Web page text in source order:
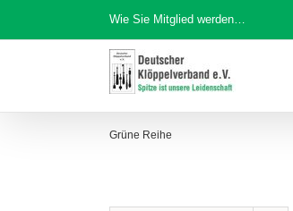
Inhalt
Wie Sie Mitglied werden…
Grüne Reihe